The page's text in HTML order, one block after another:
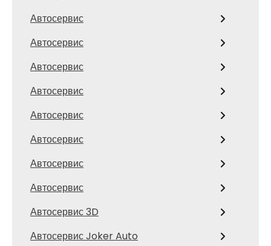
Автосервис
Автосервис
Автосервис
Автосервис
Автосервис
Автосервис
Автосервис
Автосервис
Автосервис 3D
Автосервис Joker Auto